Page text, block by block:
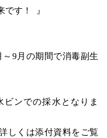
です！
』
～ 9月の期間で消毒副生
ンでの採水となりま
しくは添付資料をご覧